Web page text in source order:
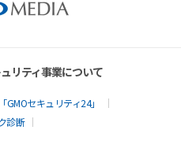
リティ事業について
セキュリティ24」
診断